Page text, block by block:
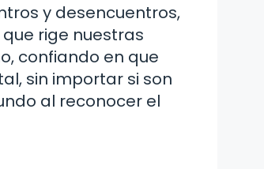
y desencuentros,
rige nuestras
confiando en que
sin importar si son
al reconocer el